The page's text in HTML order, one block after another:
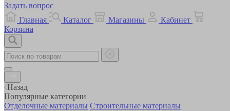
Задать вопрос
Главная
Каталог Магазины
Кабинет
Корзина
Назад
Популярные категории
Отделочные материалы Строительные материалы